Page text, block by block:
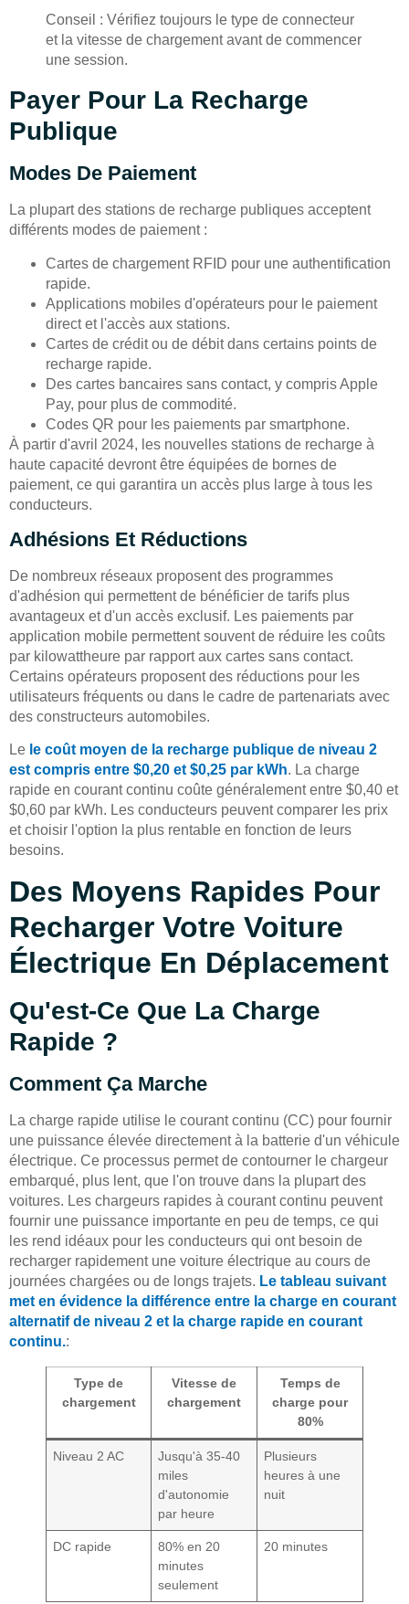
Conseil : Vérifiez toujours le type de connecteur
et la vitesse de chargement avant de commencer
une session.
Payer Pour La Recharge
Publique
Modes De Paiement
La plupart des stations de recharge publiques acceptent
différents modes de paiement :
Cartes de chargement RFID pour une authentification
rapide.
Applications mobiles d'opérateurs pour le paiement
direct et l'accès aux stations.
Cartes de crédit ou de débit dans certains points de
recharge rapide.
Des cartes bancaires sans contact, y compris Apple
Pay, pour plus de commodité.
Codes QR pour les paiements par smartphone.
À partir d'avril 2024, les nouvelles stations de recharge à
haute capacité devront être équipées de bornes de
paiement, ce qui garantira un accès plus large à tous les
conducteurs.
Adhésions Et Réductions
De nombreux réseaux proposent des programmes
d'adhésion qui permettent de bénéficier de tarifs plus
avantageux et d'un accès exclusif. Les paiements par
application mobile permettent souvent de réduire les coûts
par kilowattheure par rapport aux cartes sans contact.
Certains opérateurs proposent des réductions pour les
utilisateurs fréquents ou dans le cadre de partenariats avec
des constructeurs automobiles.
Le le coût moyen de la recharge publique de niveau 2
est compris entre $0,20 et $0,25 par kWh. La charge
rapide en courant continu coûte généralement entre $0,40 et
$0,60 par kWh. Les conducteurs peuvent comparer les prix
et choisir l'option la plus rentable en fonction de leurs
besoins.
Des Moyens Rapides Pour
Recharger Votre Voiture
Électrique En Déplacement
Qu'est-Ce Que La Charge
Rapide ?
Comment Ça Marche
La charge rapide utilise le courant continu (CC) pour fournir
une puissance élevée directement à la batterie d'un véhicule
électrique. Ce processus permet de contourner le chargeur
embarqué, plus lent, que l'on trouve dans la plupart des
voitures. Les chargeurs rapides à courant continu peuvent
fournir une puissance importante en peu de temps, ce qui
les rend idéaux pour les conducteurs qui ont besoin de
recharger rapidement une voiture électrique au cours de
journées chargées ou de longs trajets. Le tableau suivant
met en évidence la différence entre la charge en courant
alternatif de niveau 2 et la charge rapide en courant
continu.:
Type de
chargement
Vitesse de
chargement
Temps de
charge pour
80%
Niveau 2 AC
Jusqu'à 35-40
miles
d'autonomie
par heure
Plusieurs
heures à une
nuit
DC rapide
80% en 20
minutes
seulement
20 minutes